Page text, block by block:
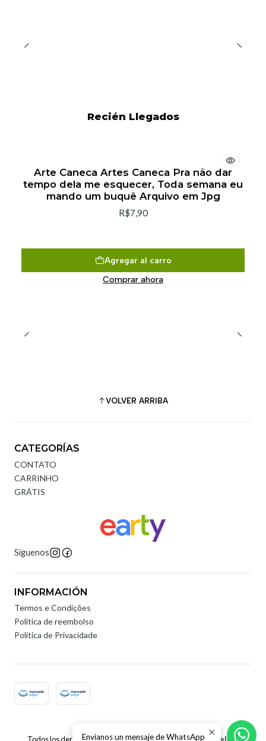
Recién Llegados
Arte Caneca Artes Caneca Pra não dar
tempo dela me esquecer, Toda semana eu
mando um buquê Arquivo em Jpg
R$7,90
Agregar al carro
Comprar ahora
VOLVER ARRIBA
CATEGORÍAS
CONTATO
CARRINHO
GRÁTIS
Síguenos
INFORMACIÓN
Termos e Condições
Politica de reembolso
Política de Privacidade
Todos los derechos reservados.Desarrollado por Jumpseller.
Envíanos un mensaje de WhatsApp